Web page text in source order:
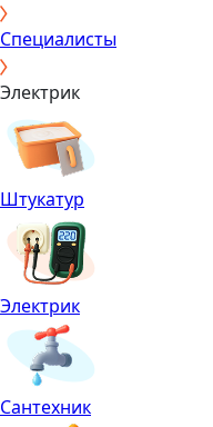
Специалисты
Электрик
Штукатур
Электрик
Сантехник